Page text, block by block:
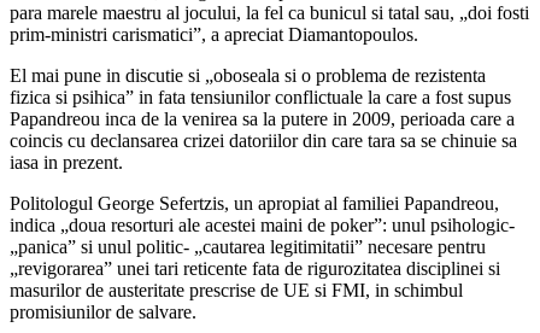
para marele maestru al jocului, la fel ca bunicul si tatal sau, „doi fosti
prim-ministri carismatici”, a apreciat Diamantopoulos.
El mai pune in discutie si „oboseala si o problema de rezistenta
fizica si psihica” in fata tensiunilor conflictuale la care a fost supus
Papandreou inca de la venirea sa la putere in 2009, perioada care a
coincis cu declansarea crizei datoriilor din care tara sa se chinuie sa
iasa in prezent.
Politologul George Sefertzis, un apropiat al familiei Papandreou,
indica „doua resorturi ale acestei maini de poker”: unul psihologic-
„panica” si unul politic- „cautarea legitimitatii” necesare pentru
„revigorarea” unei tari reticente fata de rigurozitatea disciplinei si
masurilor de austeritate prescrise de UE si FMI, in schimbul
promisiunilor de salvare.